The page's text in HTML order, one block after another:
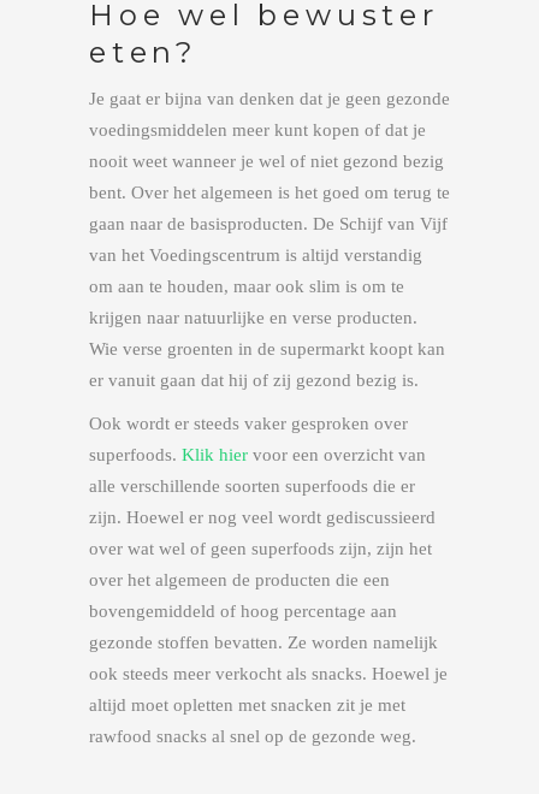
Hoe wel bewuster
eten?
Je gaat er bijna van denken dat je geen gezonde
voedingsmiddelen meer kunt kopen of dat je
nooit weet wanneer je wel of niet gezond bezig
bent. Over het algemeen is het goed om terug te
gaan naar de basisproducten. De Schijf van Vijf
van het Voedingscentrum is altijd verstandig
om aan te houden, maar ook slim is om te
krijgen naar natuurlijke en verse producten.
Wie verse groenten in de supermarkt koopt kan
er vanuit gaan dat hij of zij gezond bezig is.
Ook wordt er steeds vaker gesproken over
superfoods. Klik hier voor een overzicht van
alle verschillende soorten superfoods die er
zijn. Hoewel er nog veel wordt gediscussieerd
over wat wel of geen superfoods zijn, zijn het
over het algemeen de producten die een
bovengemiddeld of hoog percentage aan
gezonde stoffen bevatten. Ze worden namelijk
ook steeds meer verkocht als snacks. Hoewel je
altijd moet opletten met snacken zit je met
rawfood snacks al snel op de gezonde weg.